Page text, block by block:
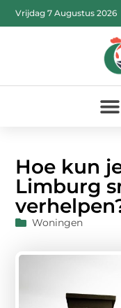
Vrijdag 7 Augustus 2026
Hoe kun
Limburg
Woningen